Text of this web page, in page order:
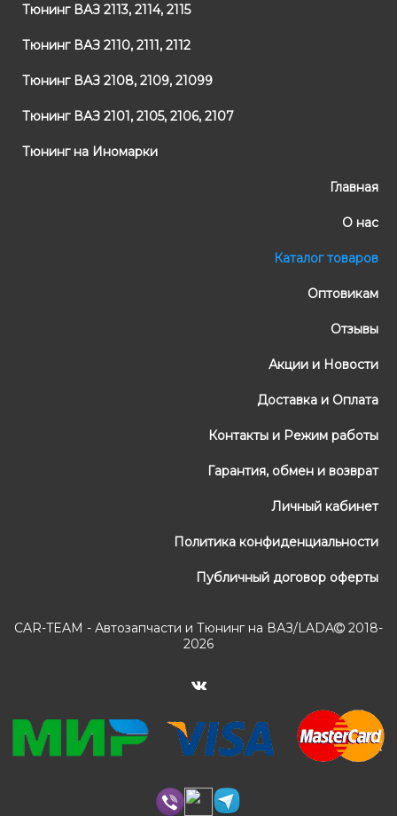
Тюнинг ВАЗ 2113, 2114, 2115
Тюнинг ВАЗ 2110, 2111, 2112
Тюнинг ВАЗ 2108, 2109, 21099
Тюнинг ВАЗ 2101, 2105, 2106, 2107
Тюнинг на Иномарки
Главная
О нас
Каталог товаров
Оптовикам
Отзывы
Акции и Новости
Доставка и Оплата
Контакты и Режим работы
Гарантия, обмен и возврат
Личный кабинет
Политика конфиденциальности
Публичный договор оферты
CAR-TEAM - Автозапчасти и Тюнинг на ВАЗ/LADA
2018-
2026